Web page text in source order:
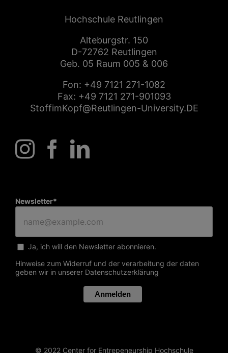
Hochschule Reutlingen
Alteburgstr. 150
D-72762 Reutlingen
Geb. 05 Raum 005 & 006
Fon: +49 7121 271-1082
Fax: +49 7121 271-901093
StoffimKopf@Reutlingen-University.DE
Newsletter*
Ja, ich will den Newsletter abonnieren.
Hinweise zum Widerruf und der verarbeitung der daten
geben wir in unserer Datenschutzerklärung
Anmelden
© 2022 Center for Entrepeneurship Hochschule